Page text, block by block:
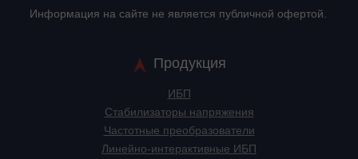
Информация на сайте не является публичной офертой.
Продукция
ИБП
Стабилизаторы напряжения
Частотные преобразователи
Линейно-интерактивные ИБП